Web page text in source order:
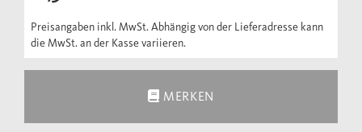
durchgesehenen Neuausgabe in der
Beck’schen Reihe.
Preisangaben inkl. MwSt. Abhängig von der Lieferadresse kann
die MwSt. an der Kasse variieren.
MERKEN